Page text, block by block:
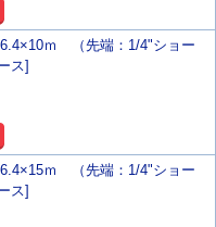
ｍ （先端：1/4"ショー
ス]
ｍ （先端：1/4"ショー
ス]